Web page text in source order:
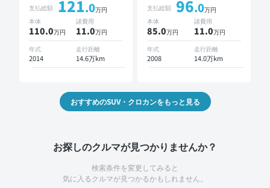
スマートキー ETC バッ
クモニター ドライブレ
コーダー
支払総額 121.0万円
本体
110.0万円
諸費用
11.0万円
年式
2014
走行距離
14.6万km
レスキー ETC サンルー
フ バックモニター ドラ
イブレコーダー
支払総額 96.0万円
本体
85.0万円
諸費用
11.0万円
年式
2008
走行距離
14.0万km
おすすめのSUV・クロカンをもっと見る
お探しのクルマが見つかりませんか？
検索条件を変更してみると
気に入るクルマが見つかるかもしれません。